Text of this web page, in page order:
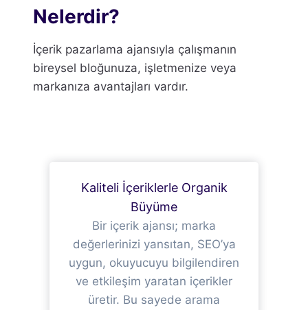
Nelerdir?
İçerik pazarlama ajansıyla çalışmanın
bireysel bloğunuza, işletmenize veya
markanıza avantajları vardır.
Kaliteli İçeriklerle Organik
Büyüme
Bir içerik ajansı; marka
değerlerinizi yansıtan, SEO’ya
uygun, okuyucuyu bilgilendiren
ve etkileşim yaratan içerikler
üretir. Bu sayede arama